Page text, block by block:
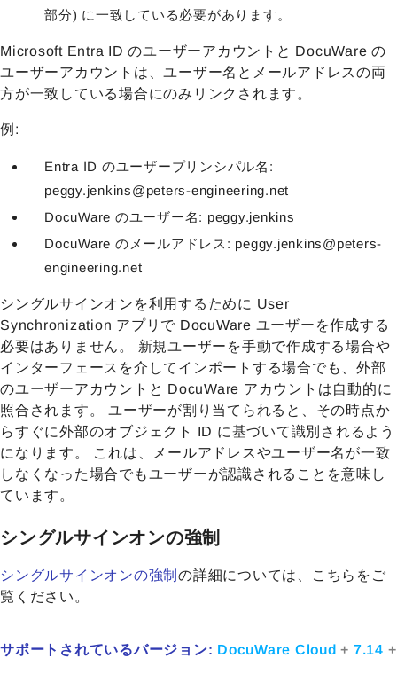
部分) に一致している必要があります。
Microsoft Entra ID のユーザーアカウントと DocuWare の
ユーザーアカウントは、ユーザー名とメールアドレスの両
方が一致している場合にのみリンクされます。
例:
Entra ID のユーザープリンシパル名:
peggy.jenkins@peters-engineering.net
DocuWare のユーザー名: peggy.jenkins
DocuWare のメールアドレス: peggy.jenkins@peters-
engineering.net
シングルサインオンを利用するために User
Synchronization アプリで DocuWare ユーザーを作成する
必要はありません。 新規ユーザーを手動で作成する場合や
インターフェースを介してインポートする場合でも、外部
のユーザーアカウントと DocuWare アカウントは自動的に
照合されます。 ユーザーが割り当てられると、その時点か
らすぐに外部のオブジェクト ID に基づいて識別されるよう
になります。 これは、メールアドレスやユーザー名が一致
しなくなった場合でもユーザーが認識されることを意味し
ています。
シングルサインオンの強制
シングルサインオンの強制 の詳細については、こちらをご
覧ください。
サポートされているバージョン: DocuWare Cloud+ 7.14 +